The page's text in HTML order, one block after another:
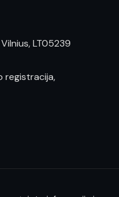
LT05239
registracija,